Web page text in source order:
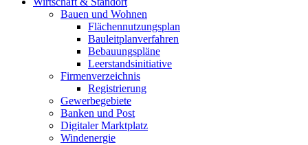
Bauen und Wohnen
Flächennutzungsplan
Bauleitplanverfahren
Bebauungspläne
Leerstandsinitiative
Firmenverzeichnis
Registrierung
Gewerbegebiete
Banken und Post
Digitaler Marktplatz
Windenergie